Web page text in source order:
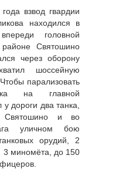
взвод гвардии
находился в
головной
Святошино
через оборону
шоссейную
парализовать
на главной
дороги два танка,
и во
уличном бою
орудий, 2
3 миномёта, до 150